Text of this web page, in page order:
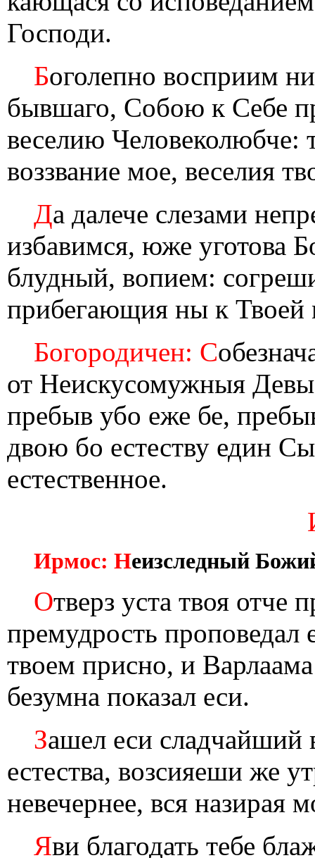
Господи.
Боголепно восприим
бывшаго, Собою к Себе
веселию Человеколюбче:
воззвание мое, веселия
Да далече слезами
избавимся, юже уготова
блудный, вопием:
прибегающия ны к Твоей
Богородичен: С
от Неискусомужныя Девы
пребыв убо еже бе,
двою бо естеству един
естественное.
Ирмос: Неизследный
Отверз уста твоя отче
премудрость проповедал
твоем присно, и
безумна показал еси.
Зашел еси сладчайший
естества, возсияеши же
невечернее, вся назирая
Яви благодать тебе